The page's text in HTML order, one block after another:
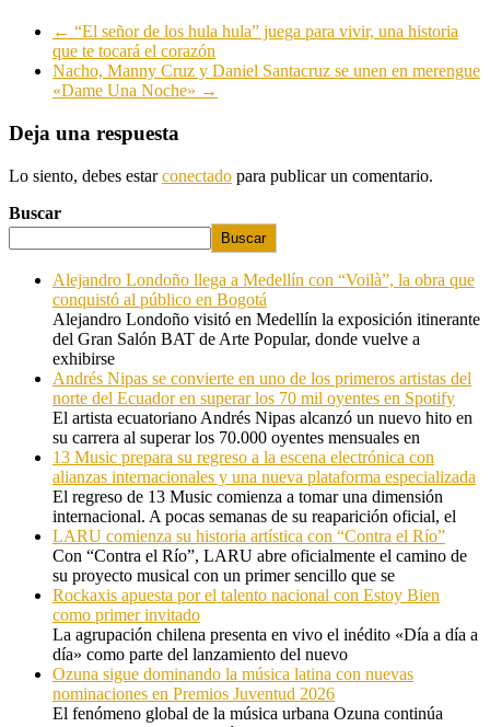
← “El señor de los hula hula” juega para vivir, una historia
que te tocará el corazón
Nacho, Manny Cruz y Daniel Santacruz se unen en merengue
«Dame Una Noche» →
Deja una respuesta
Lo siento, debes estarconectado para publicar un comentario.
Buscar
Buscar
Alejandro Londoño llega a Medellín con “Voilà”, la obra que
conquistó al público en Bogotá
Alejandro Londoño visitó en Medellín la exposición itinerante
del Gran Salón BAT de Arte Popular, donde vuelve a
exhibirse
Andrés Nipas se convierte en uno de los primeros artistas del
norte del Ecuador en superar los 70 mil oyentes en Spotify
El artista ecuatoriano Andrés Nipas alcanzó un nuevo hito en
su carrera al superar los 70.000 oyentes mensuales en
13 Music prepara su regreso a la escena electrónica con
alianzas internacionales y una nueva plataforma especializada
El regreso de 13 Music comienza a tomar una dimensión
internacional. A pocas semanas de su reaparición oficial, el
LARU comienza su historia artística con “Contra el Río”
Con “Contra el Río”, LARU abre oficialmente el camino de
su proyecto musical con un primer sencillo que se
Rockaxis apuesta por el talento nacional con Estoy Bien
como primer invitado
La agrupación chilena presenta en vivo el inédito «Día a día a
día» como parte del lanzamiento del nuevo
Ozuna sigue dominando la música latina con nuevas
nominaciones en Premios Juventud 2026
El fenómeno global de la música urbana Ozuna continúa